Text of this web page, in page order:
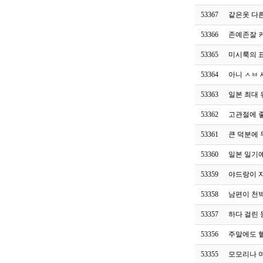
53367 같은옷 다
53366 존예존잘
53365 미시룩의
53364 아니 ㅅㅂ
53363 일본 최대
53362 고관절에
53361 큰 덕분에
53360 일본 일기
53359 야드랑이
53358 남편이 천
53357 하다 걸린
53356 주말에도
53355 모모리나